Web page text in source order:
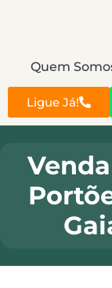
Quem
Ligue Já!